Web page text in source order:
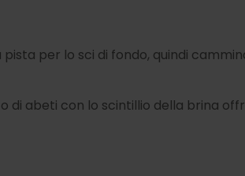
per lo sci di fondo, quindi
di abeti con lo scintillio della brina